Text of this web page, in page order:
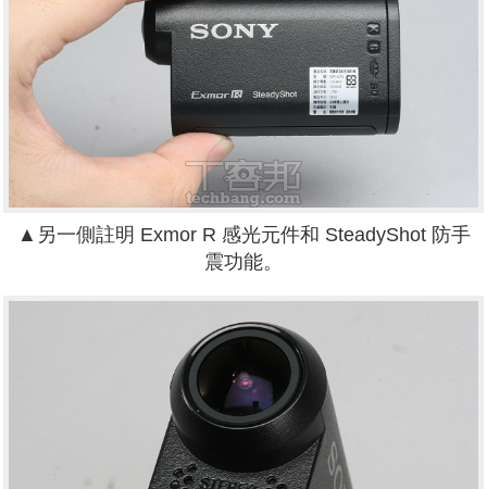
▲另一側註明 Exmor R 感光元件和 SteadyShot 防手
震功能。